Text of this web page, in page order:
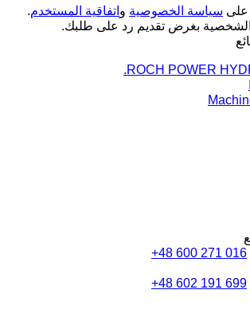
على سياسة الخصوصية و اتفاقية المستخدم.
الشخصية بغرض تقديم رد على طلبك.
ROCH POWER
+48 600 271 016
+48 602 191 699